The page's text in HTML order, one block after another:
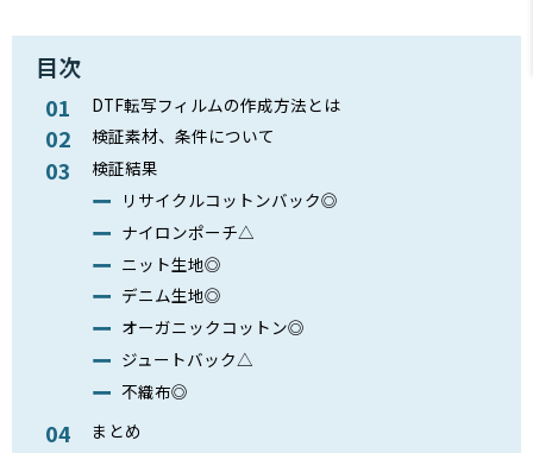
目次
DTF転写フィルムの作成方法とは
検証素材、条件について
検証結果
リサイクルコットンバック◎
ナイロンポーチ△
ニット生地◎
デニム生地◎
オーガニックコットン◎
ジュートバック△
不織布◎
まとめ